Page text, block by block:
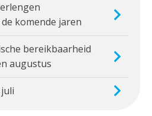
komende jaren
bereikbaarheid
augustus